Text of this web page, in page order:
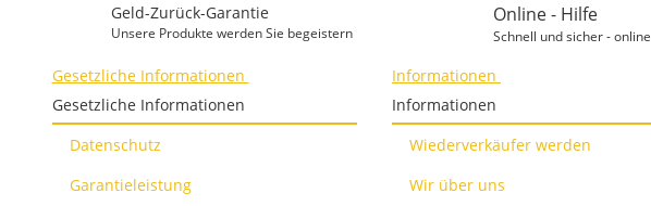
Geld-Zurück-Garantie
Unsere Produkte werden Sie begeistern
Online - Hilfe
Schnell und sicher - online
Gesetzliche Informationen
Gesetzliche Informationen
Datenschutz
Garantieleistung
Informationen
Informationen
Wiederverkäufer werden
Wir über uns